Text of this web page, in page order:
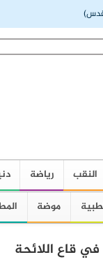
النقب رياضة
موضة
قاع اللائحة